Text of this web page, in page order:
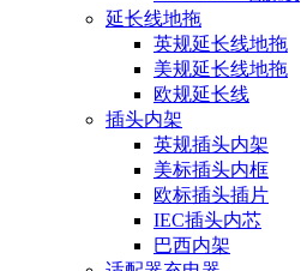
延长线地拖
英规延长线地拖
美规延长线地拖
欧规延长线
插头内架
英规插头内架
美标插头内框
欧标插头插片
IEC插头内芯
巴西内架